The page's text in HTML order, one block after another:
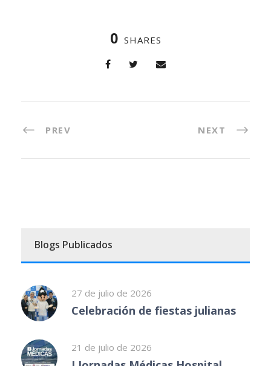
0 SHARES
PREV NEXT
Blogs Publicados
27 de julio de 2026
Celebración de fiestas julianas
21 de julio de 2026